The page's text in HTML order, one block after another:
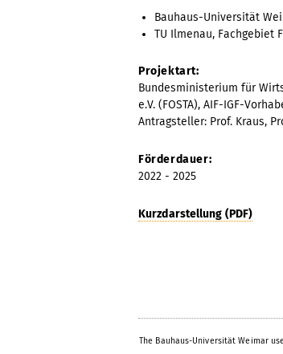
Bauhaus-Universität
TU Ilmenau, Fachgebiet
Projektart:
Bundesministerium für
e.V. (FOSTA), AIF-IGF-
Antragsteller: Prof. Kraus,
Förderdauer:
2022 - 2025
Kurzdarstellung (PDF)
The Bauhaus-Universität Weimar